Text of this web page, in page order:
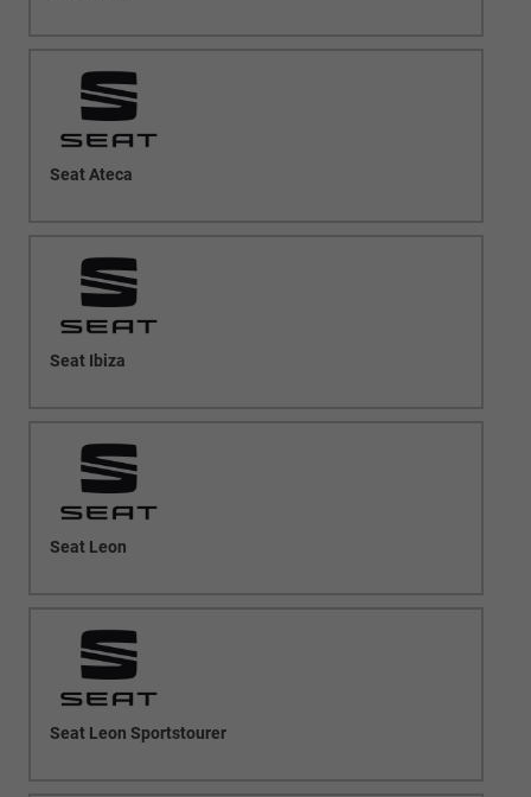
Seat Ateca
Seat Ibiza
Seat Leon
Seat Leon Sportstourer